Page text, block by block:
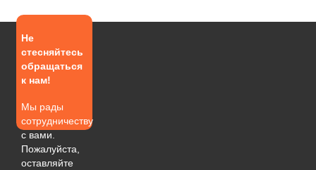
Не
стесняйтесь
обращаться
к нам!
Мы рады
сотрудничеству
с вами.
Пожалуйста,
оставляйте